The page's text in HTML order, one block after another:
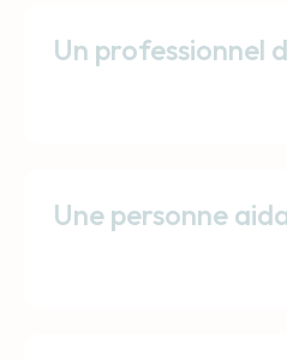
Un professionnel
Une personne